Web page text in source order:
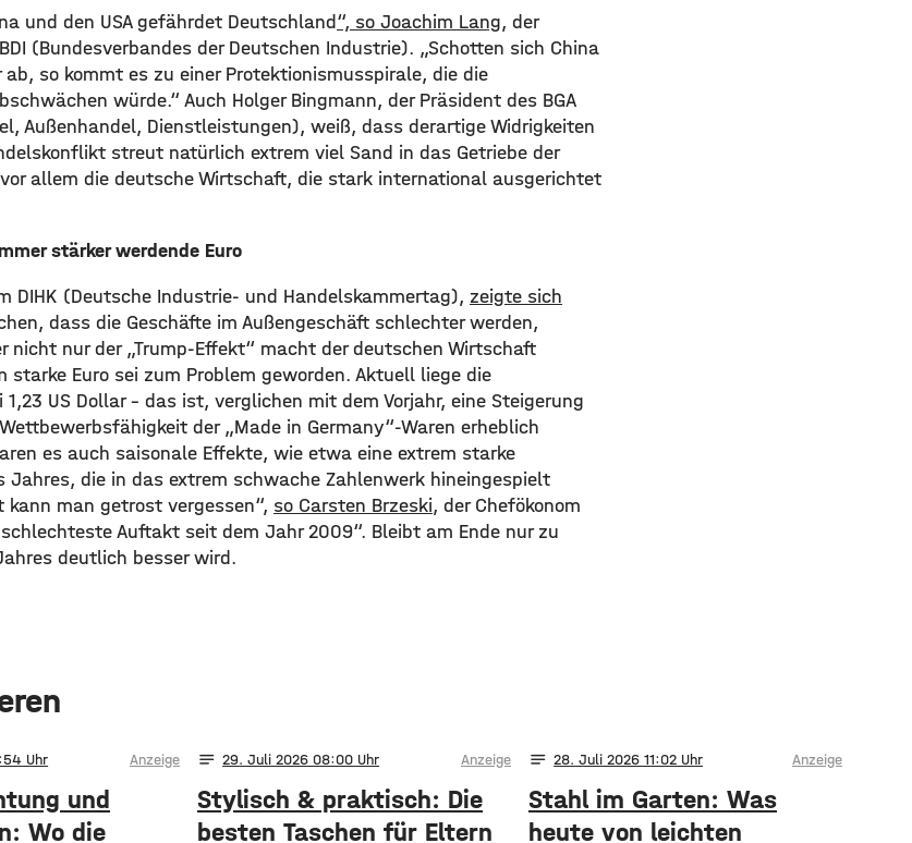
und den USA gefährdet Deutschland“, so Joachim Lang, der
(Bundesverbandes der Deutschen Industrie). „Schotten sich China
ab, so kommt es zu einer Protektionismusspirale, die die
würde.“ Auch Holger Bingmann, der Präsident des BGA
Außenhandel, Dienstleistungen), weiß, dass derartige Widrigkeiten
streut natürlich extrem viel Sand in das Getriebe der
allem die deutsche Wirtschaft, die stark international ausgerichtet
stärker werdende Euro
DIHK (Deutsche Industrie- und Handelskammertag), zeigte sich
dass die Geschäfte im Außengeschäft schlechter werden,
nicht nur der „Trump-Effekt“ macht der deutschen Wirtschaft
starke Euro sei zum Problem geworden. Aktuell liege die
US Dollar – das ist, verglichen mit dem Vorjahr, eine Steigerung
der „Made in Germany“-Waren erheblich
es auch saisonale Effekte, wie etwa eine extrem starke
Jahres, die in das extrem schwache Zahlenwerk hineingespielt
man getrost vergessen“, so Carsten Brzeski, der Chefökonom
schlechteste Auftakt seit dem Jahr 2009“. Bleibt am Ende nur zu
deutlich besser wird.
Anzeige
und
Wo die
notes 29. Juli 2026 08:00 Anzeige
Stylisch & praktisch: Die
besten Taschen für Eltern
notes 28. Juli 2026 11:02 Anzeige
Stahl im Garten: Was
heute von leichten